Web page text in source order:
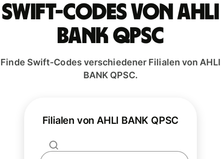
Swift-Codes von AHLI
BANK QPSC
Finde Swift-Codes verschiedener Filialen von AHLI
BANK QPSC.
Filialen von AHLI BANK QPSC